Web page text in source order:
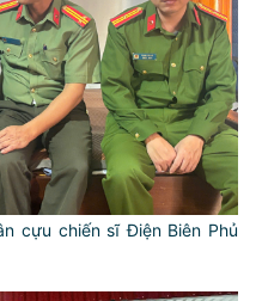
cựu chiến sĩ Điện Biên Phủ